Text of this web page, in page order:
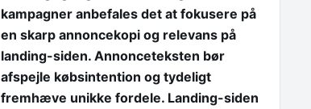
kampagner anbefales det at fokusere på
en skarp annoncekopi og relevans på
landing-siden. Annonceteksten bør
afspejle købsintention og tydeligt
fremhæve unikke fordele. Landing-siden